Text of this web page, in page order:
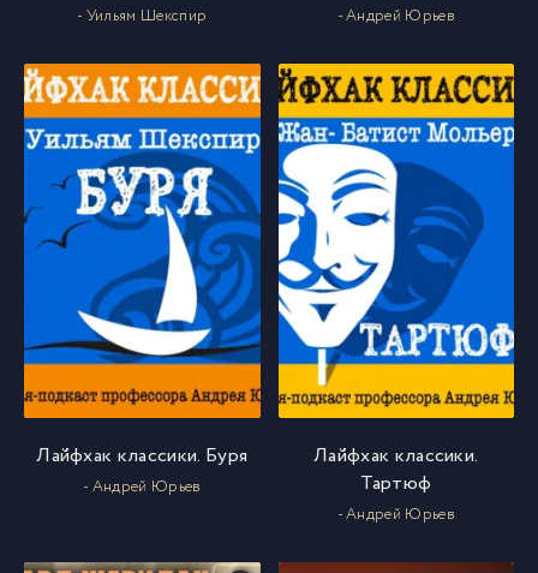
- Уильям Шекспир - Андрей Юрьев
Лайфхак классики. Буря
- Андрей Юрьев
Лайфхак классики.
Тартюф
- Андрей Юрьев